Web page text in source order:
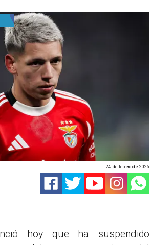
24 de febrero de 2026
hoy que ha suspendido